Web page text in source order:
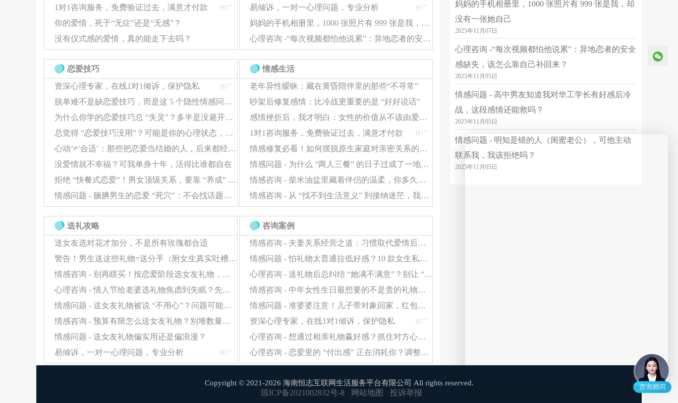
面对这些爱情的预警信号，我们不应视而不见或一味纵容。首先，要培养对“变化盲视”与“忽视盲视”的
警觉，从细微的不适中捕捉问题的端倪。其次，勇于表达自己的真实需求，不要因为害怕被视为软弱而隐忍
不言。最后，学会非暴力沟通，这是一种基于观察、感受、需求与请求的沟通方式，它能帮助我们在尊重与
记住，没有哪段关系的破裂是毫无征兆的。当我们能够敏锐地捕捉到这些信号，并积极应对时，才有可
1对1咨询服务，免费验证过去，满意才付款
推广
你的爱情，死于“无症”还是“无感”？
没有仪式感的爱情，真的能走下去吗？
易倾诉，一对一心理问题，专业分析
推广
妈妈的手机相册里，1000 张照片有 999 张是我，却没有一张她自己
心理咨询 -“每次视频都怕他说累”：异地恋者的安全感缺失，该怎么靠自己补回来？
恋爱技巧
资深心理专家，在线1对1倾诉，保护隐私 推广
脱单难不是缺恋爱技巧，而是这 5 个隐性情感问题，一直在 “挡桃花”
为什么你学的恋爱技巧总 “失灵”？多半是没避开这 3 个隐形误区
总觉得 “恋爱技巧没用”？可能是你的心理状态，在悄悄拖后腿
心动’≠‘合适’：那些把恋爱当结婚的人，后来都经历了什么？
没爱情就不幸福？可我单身十年，活得比谁都自在
拒绝 “快餐式恋爱”！男女顶级关系，要靠 “养成” 才够甜
情感问题 - 腼腆男生的恋爱 “死穴”：不会找话题、不敢肢体接触？这样改超简单
情感生活
老年异性暧昧：藏在黄昏陪伴里的那些“不寻常”
吵架后修复感情：比冷战更重要的是 “好好说话”
感情挫折后，我才明白：女性的价值从不该由爱情定义
1对1咨询服务，免费验证过去，满意才付款
推广
情感修复必看！如何摆脱原生家庭对亲密关系的负面影响
情感问题 - 为什么 “两人三餐” 的日子过成了一地鸡毛？这些问题正在消耗你的幸福
情感咨询 - 柴米油盐里藏着伴侣的温柔，你多久没认真 “看见” 了？
情感咨询 - 从 “找不到生活意义” 到接纳迷茫，我帮你踩过这些坑
送礼攻略
送女友选对花才加分，不是所有玫瑰都合适
警告！男生送这些礼物=送分手（附女生真实吐槽合集）
情感咨询 - 别再瞎买！按恋爱阶段选女友礼物，轻松拉满彼此感情浓度
心理咨询 - 情人节给老婆选礼物焦虑到失眠？先缓解 “怕出错” 的心理，选对礼物更轻松
情感问题 - 送女友礼物被说 “不用心”？问题可能在 “包装和仪式感” 上
情感咨询 - 预算有限怎么送女友礼物？别堆数量，这 2 类礼物更显用心
情感问题 - 送女友礼物偏实用还是偏浪漫？
易倾诉，一对一心理问题，专业分析
推广
咨询案例
情感咨询 - 夫妻关系经营之道：习惯取代爱情后如何走
情感问题 - 怕礼物太普通拉低好感？10 款女生私藏小众好礼，贴心到她发朋友圈
心理咨询 - 送礼物后总纠结 “她满不满意”？别让 “过度在意” 消耗感情
情感咨询 - 中年女性生日最想要的不是贵的礼物！做好这 2 点，普通礼物也能暖到她心里
情感问题 - 准婆婆注意！儿子带对象回家，红包这么给避免情感小插曲
资深心理专家，在线1对1倾诉，保护隐私
推广
心理咨询 - 想通过相亲礼物赢好感？抓住对方心理期待，送礼才不白费功夫
心理咨询 - 恋爱里的 “付出感” 正在消耗你？调整心态，感情才能长久保鲜
王秋霞
35岁 大专
狮子座
平台认证
婚恋 亲子 心理健康
已倾听：81699分钟
简介 督导师： 1.中科院心理咨询师🏆🏆🏆 2.官方认证首席名师🎖🎖🎖 3.线下工作室🎁🎁🎁 4.私人情感顾问🥇🥇🥇 5.企业签约咨询师🎫🎫🎫 6.学校邀约咨询师🎖🎖🎖 🌸🍀🌸🍀🌸🍀🌸🍀🌸🍀🌸🍀🌸🍀🌸🍀🌸 擅长领域： 1.婚恋情感💞 7.职场困惑💖 2.两性话题💞 8.社交恐惧💗 3.家庭伦理💞 9.亲子教育💕 4.婆媳矛盾💕 10.人际困扰💗 5.分手挽回💕 11.失恋陪护💗 6.抑郁焦虑💓 12.情绪疏导💝 🌸🍀🌸🍀🌸🍀🌸🍀🌸🍀🌸🍀🌸🍀🌸🍀🌸 咨询流程： 1.请简述问题。 2.文字或语音，复杂问题需要下套餐更划算。 3.不接受添加任何联系方式，平台禁止，会封号。 🙏🙏🙏🙏🙏🙏🙏🙏🙏🙏🙏🙏🙏🙏🙏🙏🙏
胡雅芳
38岁 本科
双子座
妈妈的手机相册里，1000 张照片有 999 张是我，却
没有一张她自己
2025年11月07日
心理咨询 -“每次视频都怕他说累”：异地恋者的安全
感缺失，该怎么靠自己补回来？
2025年11月05日
情感问题 - 高中男友知道我对华工学长有好感后冷
战，这段感情还能救吗？
2025年11月05日
情感问题 - 明知是错的人（闺蜜老公），可他主动
联系我，我该拒绝吗？
2025年11月05日
Copyright © 2021-2026 海南恒志互联网生活服务平台有限公司 All rights reserved.
琼ICP备2021002832号-8 网站地图 投诉举报